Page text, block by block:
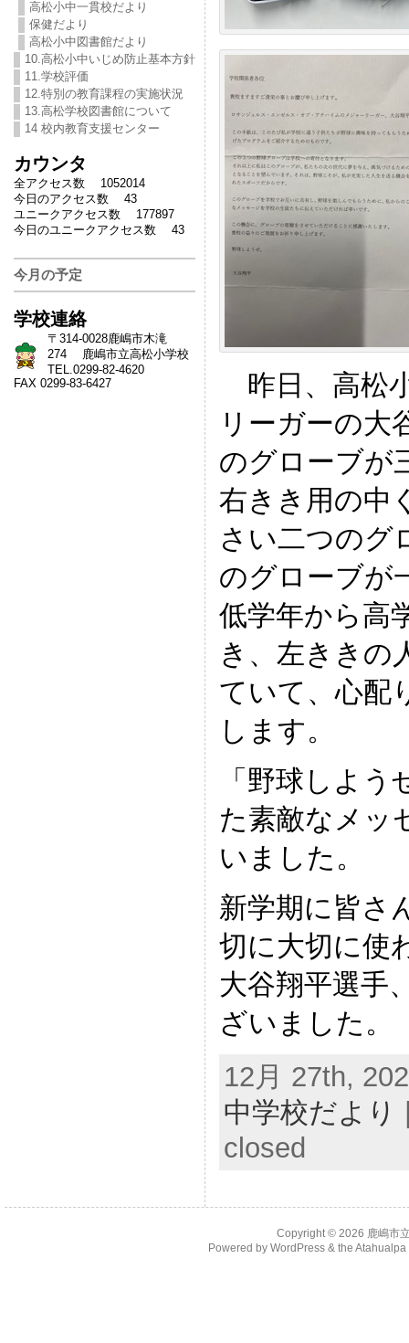
高松小中一貫校だより
保健だより
高松小中図書館だより
10.高松小中いじめ防止基本方針
11.学校評価
12.特別の教育課程の実施状況
13.高松学校図書館について
14 校内教育支援センター
カウンタ
全アクセス数 1052014
今日のアクセス数 43
ユニークアクセス数 177897
今日のユニークアクセス数 43
今月の予定
学校連絡
〒314-0028鹿嶋市木滝
274 鹿嶋市立高松小学校
TEL.0299-82-4620
FAX 0299-83-6427
昨日、高松
リーガーの大
のグローブが
右きき用の中
さい二つのグ
のグローブが
低学年から高
き、左ききの
ていて、心配
します。
「野球しよ
た素敵なメッ
いました。
新学期に皆さ
切に大切に使
大谷翔平選手
ざいました。
12月 27th,
中学校だより
closed
Copyright © 2026 鹿嶋市
Powered by WordPress& the Atahualpa